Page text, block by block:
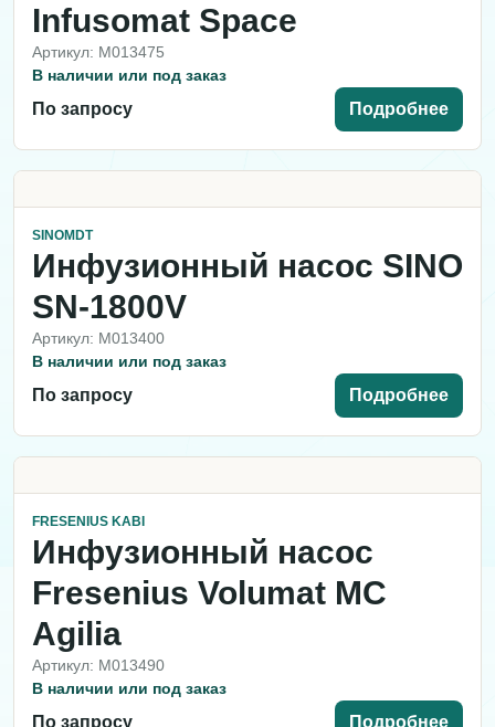
Infusomat Space
Артикул: M013475
В наличии или под заказ
По запросу Подробнее
SINOMDT
Инфузионный насос SINO
SN-1800V
Артикул: M013400
В наличии или под заказ
По запросу Подробнее
FRESENIUS KABI
Инфузионный насос
Fresenius Volumat MC
Agilia
Артикул: M013490
В наличии или под заказ
По запросу Подробнее